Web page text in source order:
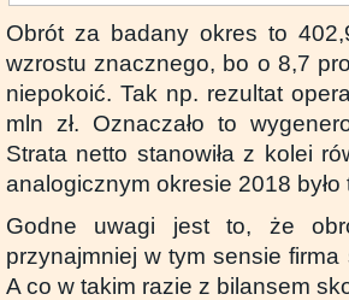
Obrót za badany okres to
wzrostu znacznego, bo o 8,7
niepokoić. Tak np. rezultat
mln zł. Oznaczało to
Strata netto stanowiła z kolei
analogicznym okresie 2018 było
Godne uwagi jest to, że
przynajmniej w tym sensie
A co w takim razie z bilansem